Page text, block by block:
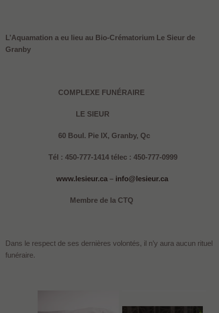
L’Aquamation a eu lieu au Bio-Crématorium Le Sieur de
Granby
COMPLEXE FUNÉRAIRE
LE SIEUR
60 Boul. Pie IX, Granby, Qc
Tél : 450-777-1414 télec : 450-777-0999
www.lesieur.ca – info@lesieur.ca
Membre de la CTQ
Dans le respect de ses dernières volontés, il n’y aura aucun rituel
funéraire.